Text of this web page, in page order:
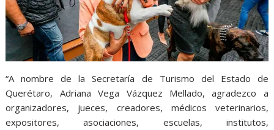
“A nombre de la Secretaría de Turismo del Estado de
Querétaro, Adriana Vega Vázquez Mellado, agradezco a
organizadores, jueces, creadores, médicos veterinarios,
expositores, asociaciones, escuelas, institutos,